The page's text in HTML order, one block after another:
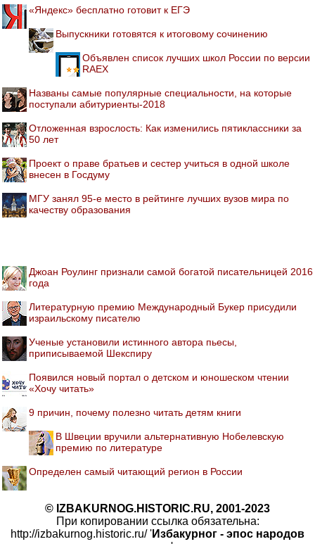
«Яндекс» бесплатно готовит к ЕГЭ
Выпускники готовятся к итоговому сочинению
Объявлен список лучших школ России по версии
RAEX
Названы самые популярные специальности, на которые
поступали абитуриенты-2018
Отложенная взрослость: Как изменились пятиклассники за
50 лет
Проект о праве братьев и сестер учиться в одной школе
внесен в Госдуму
МГУ занял 95-е место в рейтинге лучших вузов мира по
качеству образования
Джоан Роулинг признали самой богатой писательницей 2016
года
Литературную премию Международный Букер присудили
израильскому писателю
Ученые установили истинного автора пьесы,
приписываемой Шекспиру
Появился новый портал о детском и юношеском чтении
«Хочу читать»
9 причин, почему полезно читать детям книги
В Швеции вручили альтернативную Нобелевскую
премию по литературе
Определен самый читающий регион в России
© IZBAKURNOG.HISTORIC.RU, 2001-2023
При копировании ссылка обязательна:
http://izbakurnog.historic.ru/ 'Избакурног - эпос народов